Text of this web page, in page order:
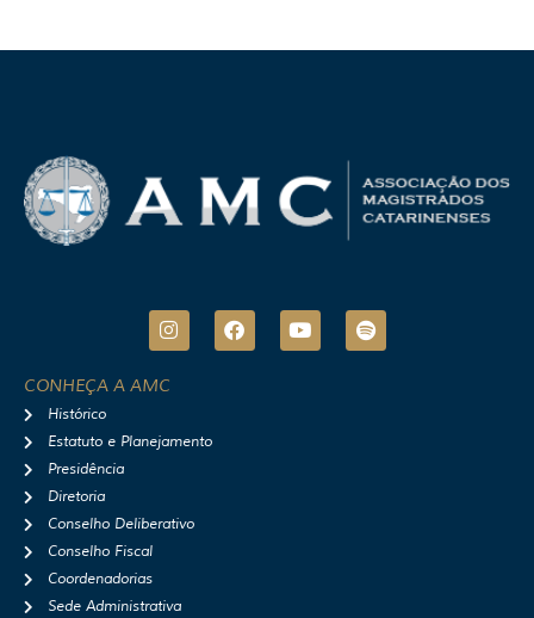
I
n
t
r
F
a
Y
o
S
p
CONHEÇA A AMC
Histórico
Estatuto e Planejamento
Presidência
Diretoria
Conselho Deliberativo
Conselho Fiscal
Coordenadorias
Sede Administrativa